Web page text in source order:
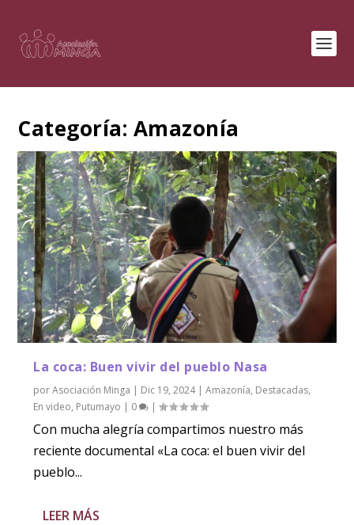
Categoría: Amazonía
La coca: Buen vivir del pueblo Nasa
porAsociación Minga | Dic 19, 2024|Amazonía, Destacadas,
En video, Putumayo | 0 |
Con mucha alegría compartimos nuestro más
reciente documental «La coca: el buen vivir del
pueblo...
LEER MÁS